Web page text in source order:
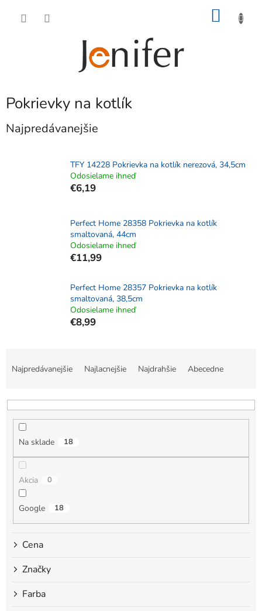
Pokrievky na kotlík
Najpredávanejšie
TFY 14228 Pokrievka na kotlík nerezová, 34,5cm
Odosielame ihneď
€6,19
Perfect Home 28358 Pokrievka na kotlík
smaltovaná, 44cm
Odosielame ihneď
€11,99
Perfect Home 28357 Pokrievka na kotlík
smaltovaná, 38,5cm
Odosielame ihneď
€8,99
n
Najpredávanejšie Najlacnejšie Najdrahšie Abecedne
Na sklade 18
Akcia 0
Google 18
Cena
Značky
Farba